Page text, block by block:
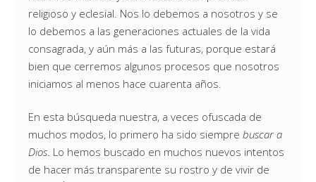
religioso y eclesial. Nos lo debemos a nosotros y se
lo debemos a las generaciones actuales de la vida
consagrada, y aún más a las futuras, porque estará
bien que cerremos algunos procesos que nosotros
iniciamos al menos hace cuarenta años.
En esta búsqueda nuestra, a veces ofuscada de
muchos modos, lo primero ha sido siempre buscar a
Dios. Lo hemos buscado en muchos nuevos intentos
de hacer más transparente su rostro y de vivir de